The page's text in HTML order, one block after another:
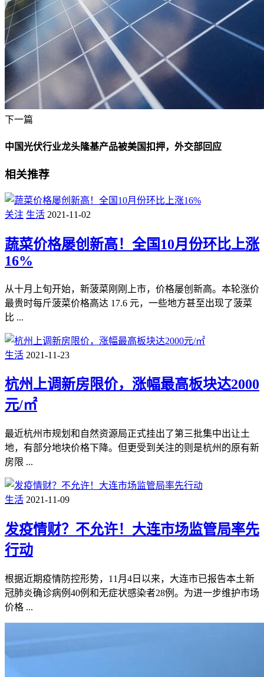
下一篇
中国光伏行业龙头隆基产品被美国扣押，外交部回应
相关推荐
关注 生活 2021-11-02
蔬菜价格屡创新高！全国10月份环比上涨
16%
从十月上旬开始，新菠菜刚刚上市，价格屡创新高。本轮涨价
最贵时每斤菠菜价格高达 17.6 元，一些地方甚至出现了菠菜
比 ...
生活 2021-11-23
杭州上调新房限价，涨幅最高板块达2000
元/㎡
最近杭州市规划和自然资源局正式挂出了第三批集中出让土
地，有部分地块价格下降。但更受到关注的则是杭州的原有新
房限 ...
生活 2021-11-09
发疫情财？不允许！大连市场监管局率先
行动
根据近期疫情防控形势，11月4日以来，大连市已报告本土新
冠肺炎确诊病例40例和无症状感染者28例。为进一步维护市场
价格 ...